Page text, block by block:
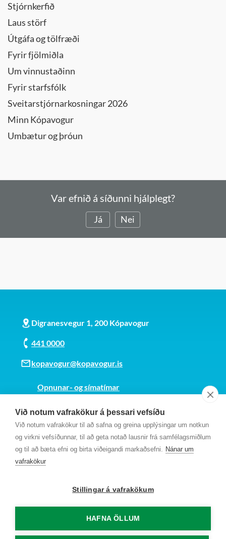
Við notum vafrakökur á þessari vefsíðu
Við notum vafrakökur til að safna og greina upplýsingar um notkun
og virkni vefsíðunnar, til að geta notað lausnir frá samfélagsmiðlum
og til að bæta efni og birta viðeigandi markaðsefni. Nánar um
vafrakökur
Stillingar á vafrakökum
HAFNA ÖLLUM
Stjórnkerfið
Laus störf
Útgáfa og tölfræði
Fyrir fjölmiðla
Um vinnustaðinn
Fyrir starfsfólk
Sveitarstjórnarkosningar 2026
Minn Kópavogur
Umbætur og þróun
Var efnið á síðunni hjálplegt?
Já Nei
Digranesvegur 1, 200 Kópavogur
441 0000
kopavogur@kopavogur.is
Opnunar- og símatímar
Kt. 700169-3759
Fundarmannagátt